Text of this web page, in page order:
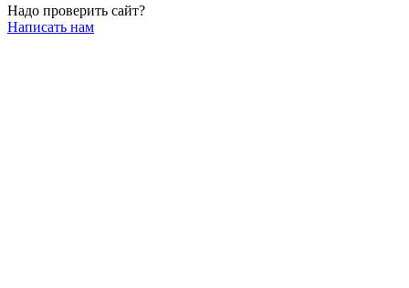
Надо проверить сайт?
Написать нам